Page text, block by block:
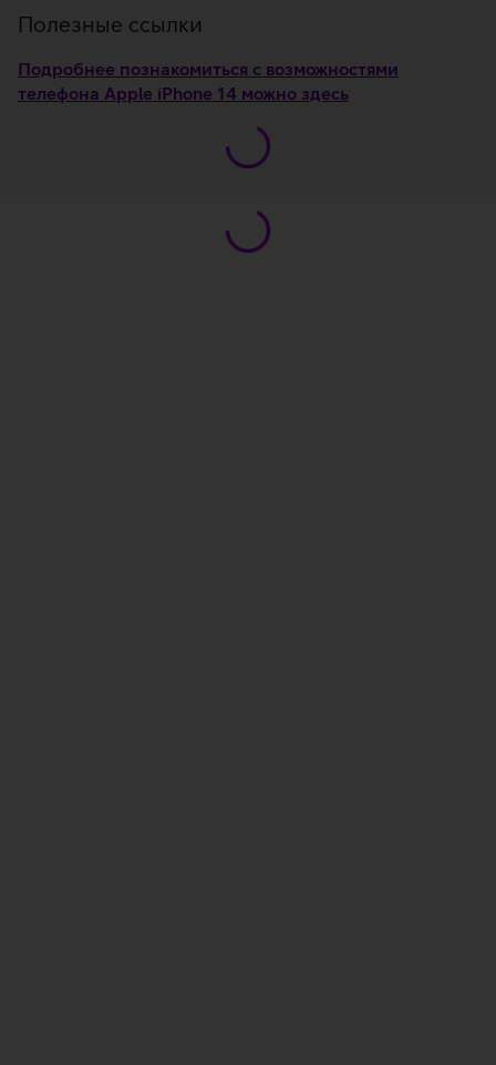
Полезные ссылки
Подробнее познакомиться с возможностями
телефона Apple iPhone 14 можно здесь